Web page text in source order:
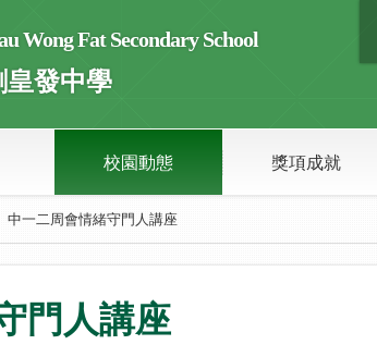
Wong Fat Secondary School
發中學
校園動態 獎項成就
中一二周會情緒守門人講座
門人講座